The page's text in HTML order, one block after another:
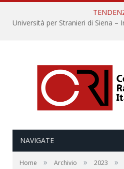
NAVIGATE
Home » Archivio » 2023 »